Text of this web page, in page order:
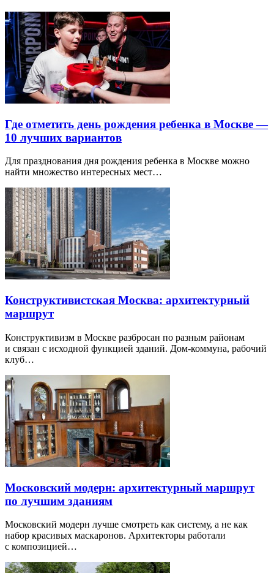
Где отметить день рождения ребенка в Москве —
10 лучших вариантов
Для празднования дня рождения ребенка в Москве можно
найти множество интересных мест…
Конструктивистская Москва: архитектурный
маршрут
Конструктивизм в Москве разбросан по разным районам
и связан с исходной функцией зданий. Дом-коммуна, рабочий
клуб…
Московский модерн: архитектурный маршрут
по лучшим зданиям
Московский модерн лучше смотреть как систему, а не как
набор красивых маскаронов. Архитекторы работали
с композицией…